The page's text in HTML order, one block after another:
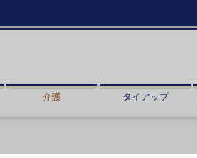
介護 タイアップ